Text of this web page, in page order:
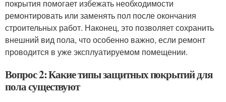
покрытия помогает избежать необходимости
ремонтировать или заменять пол после окончания
строительных работ. Наконец, это позволяет сохранить
внешний вид пола, что особенно важно, если ремонт
проводится в уже эксплуатируемом помещении.
Вопрос 2: Какие типы защитных покрытий для
пола существуют